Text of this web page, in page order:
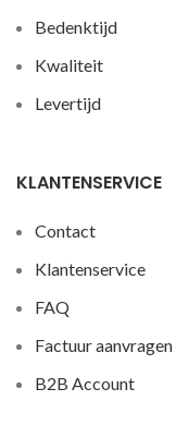
Bedenktijd
Kwaliteit
Levertijd
KLANTENSERVICE
Contact
Klantenservice
FAQ
Factuur aanvragen
B2B Account